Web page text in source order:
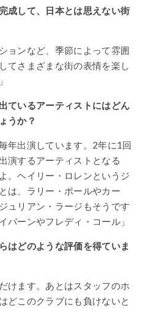
成して、日本とは思えない街
ョンなど、季節によって雰囲
てさまざまな街の表情を楽し
ているアーティストにはどん
うか？
年出演しています。2年に1回
演するアーティストとなる
。ヘイリー・ロレンというジ
は、ラリー・ポールやカー
ュリアン・ラージもそうです
バーンやフレディ・コール」
はどのような評価を得ていま
けます。あとはスタッフのホ
どこのクラブにも負けないと